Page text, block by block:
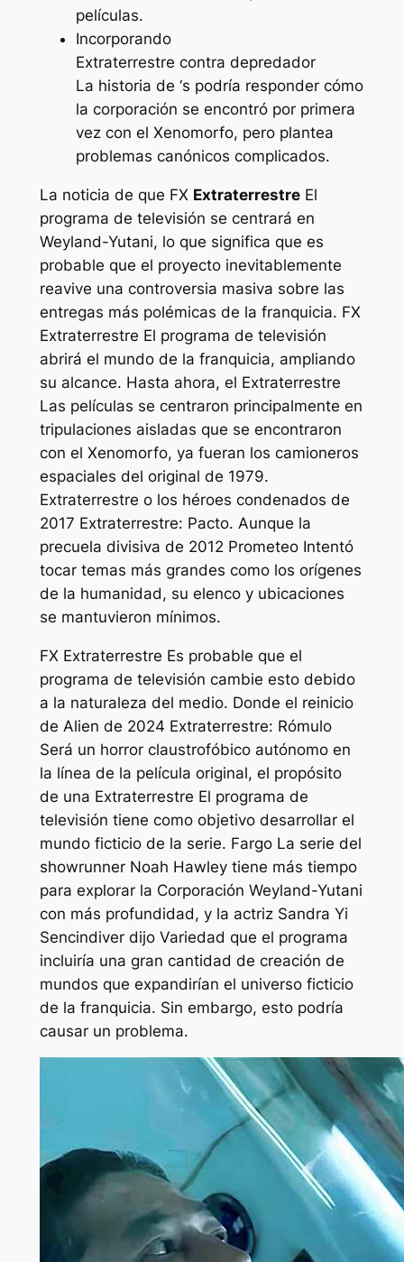
películas.
Incorporando
Extraterrestre contra depredador
La historia de ‘s podría responder cómo
la corporación se encontró por primera
vez con el Xenomorfo, pero plantea
problemas canónicos complicados.
La noticia de que FX ExtraterrestreEl
programa de televisión se centrará en
Weyland-Yutani, lo que significa que es
probable que el proyecto inevitablemente
reavive una controversia masiva sobre las
entregas más polémicas de la franquicia. FX
Extraterrestre El programa de televisión
abrirá el mundo de la franquicia, ampliando
su alcance. Hasta ahora, el Extraterrestre
Las películas se centraron principalmente en
tripulaciones aisladas que se encontraron
con el Xenomorfo, ya fueran los camioneros
espaciales del original de 1979.
Extraterrestre o los héroes condenados de
2017 Extraterrestre: Pacto. Aunque la
precuela divisiva de 2012 PrometeoIntentó
tocar temas más grandes como los orígenes
de la humanidad, su elenco y ubicaciones
se mantuvieron mínimos.
FX Extraterrestre Es probable que el
programa de televisión cambie esto debido
a la naturaleza del medio. Donde el reinicio
de Alien de 2024 Extraterrestre: Rómulo
Será un horror claustrofóbico autónomo en
la línea de la película original, el propósito
de una Extraterrestre El programa de
televisión tiene como objetivo desarrollar el
mundo ficticio de la serie. FargoLa serie del
showrunner Noah Hawley tiene más tiempo
para explorar la Corporación Weyland-Yutani
con más profundidad, y la actriz Sandra Yi
Sencindiver dijo Variedad que el programa
incluiría una gran cantidad de creación de
mundos que expandirían el universo ficticio
de la franquicia. Sin embargo, esto podría
causar un problema.